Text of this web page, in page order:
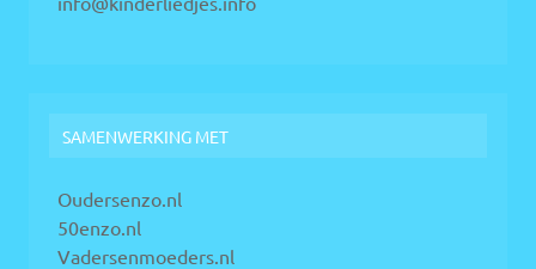
SAMENWERKING MET
Oudersenzo.nl
50enzo.nl
Vadersenmoeders.nl